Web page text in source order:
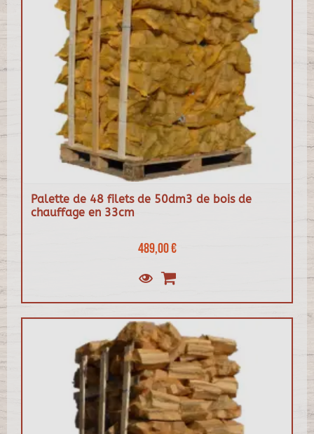
Palette de 48 filets de 50dm3 de bois de
chauffage en 33cm
489,00 €